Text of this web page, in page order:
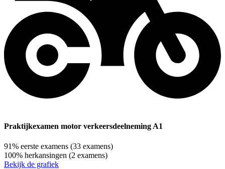
Praktijkexamen motor verkeersdeelneming A1
91% eerste examens (33 examens)
100% herkansingen (2 examens)
Bekijk de grafiek